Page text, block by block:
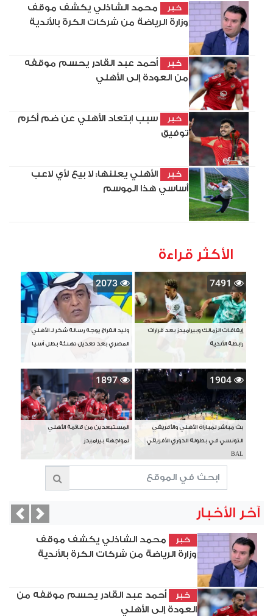
خبر
محمد الشاذلي يكشف موقف
وزارة الرياضة من شركات الكرة بالأندية
خبر
أحمد عبد القادر يحسم موقفه
من العودة إلى الأهلي
خبر
سبب ابتعاد الأهلي عن ضم أكرم
توفيق
خبر
الأهلي يعلنها: لا بيع لأي لاعب
أساسي هذا الموسم
الأكثر قراءة
7491
إيقافات الزمالك وبيراميدز بعد قرارات
رابطة الأندية
2073
وليد الفراج يوجه رسالة شكر لـ الأهلي
المصري بعد تعديل تهنئة بطل آسيا
1904
بث مباشر لمباراة الأهلي والأفريقي
التونسي في بطولة الدوري الأفريقي
BAL
1897
المستبعدين من قائمة الأهلي
لمواجهة بيراميدز
آخر الأخبار
خبر
محمد الشاذلي يكشف موقف
وزارة الرياضة من شركات الكرة بالأندية
خبر
أحمد عبد القادر يحسم موقفه من
العودة إلى الأهلي
Next